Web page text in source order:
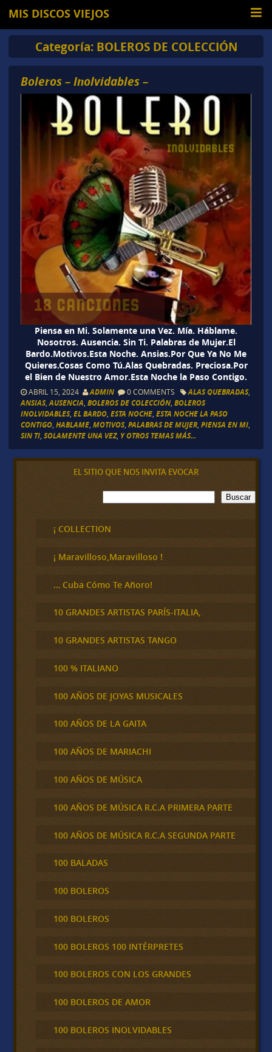
MIS DISCOS VIEJOS
Categoría: BOLEROS DE COLECCIÓN
Boleros – Inolvidables –
Piensa en Mi. Solamente una Vez. Mía. Háblame.
Nosotros. Ausencia. Sin Ti. Palabras de Mujer.El
Bardo.Motivos.Esta Noche. Ansias.Por Que Ya No Me
Quieres.Cosas Como Tú.Alas Quebradas. Preciosa.Por
el Bien de Nuestro Amor.Esta Noche la Paso Contigo.
ABRIL 15, 2024 ADMIN 0 COMMENTS ALAS QUEBRADAS,
ANSIAS,AUSENCIA, BOLEROS DE COLECCIÓN, BOLEROS
INOLVIDABLES, EL BARDO, ESTA NOCHE, ESTA NOCHE LA PASO
CONTIGO, HABLAME, MOTIVOS, PALABRAS DE MUJER, PIENSA EN MI,
SIN TI, SOLAMENTE UNA VEZ, Y OTROS TEMAS MÁS...
EL SITIO QUE NOS INVITA EVOCAR
B
u
c
a
Buscar
¡ COLLECTION
¡ Maravilloso,Maravilloso !
… Cuba Cómo Te Añoro!
10 GRANDES ARTISTAS PARÍS-ITALIA,
10 GRANDES ARTISTAS TANGO
100 % ITALIANO
100 AÑOS DE JOYAS MUSICALES
100 AÑOS DE LA GAITA
100 AÑOS DE MARIACHI
100 AÑOS DE MÚSICA
100 AÑOS DE MÚSICA R.C.A PRIMERA PARTE
100 AÑOS DE MÚSICA R.C.A SEGUNDA PARTE
100 BALADAS
100 BOLEROS
100 BOLEROS
100 BOLEROS 100 INTÉRPRETES
100 BOLEROS CON LOS GRANDES
100 BOLEROS DE AMOR
100 BOLEROS INOLVIDABLES